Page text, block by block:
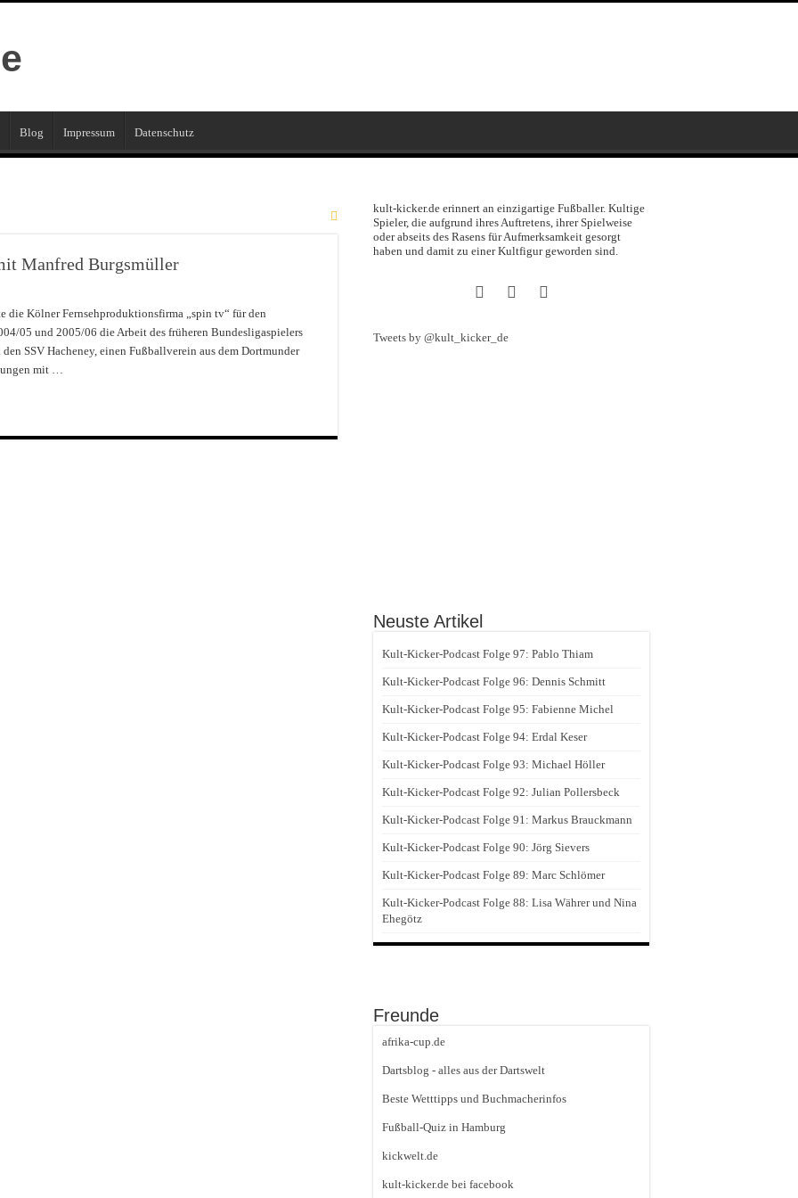
Blog Impressum Datenschutz
Manfred Burgsmüller
die Kölner Fernsehproduktionsfirma „spin tv“ für den
05 und 2005/06 die Arbeit des früheren Bundesligaspielers
SSV Hacheney, einen Fußballverein aus dem Dortmunder
mit …
kult-kicker.de erinnert an einzigartige Fußballer. Kultige
Spieler, die aufgrund ihres Auftretens, ihrer Spielweise
oder abseits des Rasens für Aufmerksamkeit gesorgt
haben und damit zu einer Kultfigur geworden sind.
Tweets by @kult_kicker_de
Neuste Artikel
Kult-Kicker-Podcast Folge 97: Pablo Thiam
Kult-Kicker-Podcast Folge 96: Dennis Schmitt
Kult-Kicker-Podcast Folge 95: Fabienne Michel
Kult-Kicker-Podcast Folge 94: Erdal Keser
Kult-Kicker-Podcast Folge 93: Michael Höller
Kult-Kicker-Podcast Folge 92: Julian Pollersbeck
Kult-Kicker-Podcast Folge 91: Markus Brauckmann
Kult-Kicker-Podcast Folge 90: Jörg Sievers
Kult-Kicker-Podcast Folge 89: Marc Schlömer
Kult-Kicker-Podcast Folge 88: Lisa Währer und Nina
Ehegötz
Freunde
afrika-cup.de
Dartsblog - alles aus der Dartswelt
Beste Wetttipps und Buchmacherinfos
Fußball-Quiz in Hamburg
kickwelt.de
kult-kicker.de bei facebook